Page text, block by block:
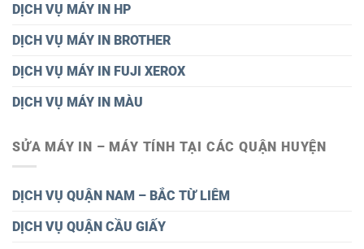
DỊCH VỤ MÁY IN HP
DỊCH VỤ MÁY IN BROTHER
DỊCH VỤ MÁY IN FUJI XEROX
DỊCH VỤ MÁY IN MÀU
SỬA MÁY IN – MÁY TÍNH TẠI CÁC QUẬN HUYỆN
DỊCH VỤ QUẬN NAM – BẮC TỪ LIÊM
DỊCH VỤ QUẬN CẦU GIẤY